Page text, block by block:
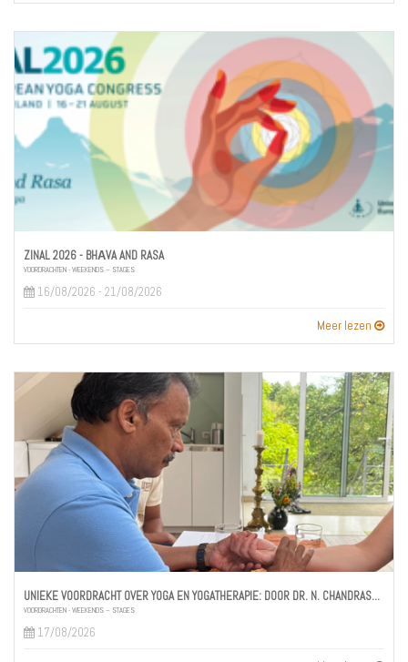
ZINAL 2026 - BHĀVA AND RASA
VOORDRACHTEN - WEEKENDS – STAGES
16/08/2026 - 21/08/2026
Meer lezen
UNIEKE VOORDRACHT OVER YOGA EN YOGATHERAPIE: DOOR DR. N. CHANDRASEKARAN M.B.B.S.
VOORDRACHTEN - WEEKENDS – STAGES
17/08/2026